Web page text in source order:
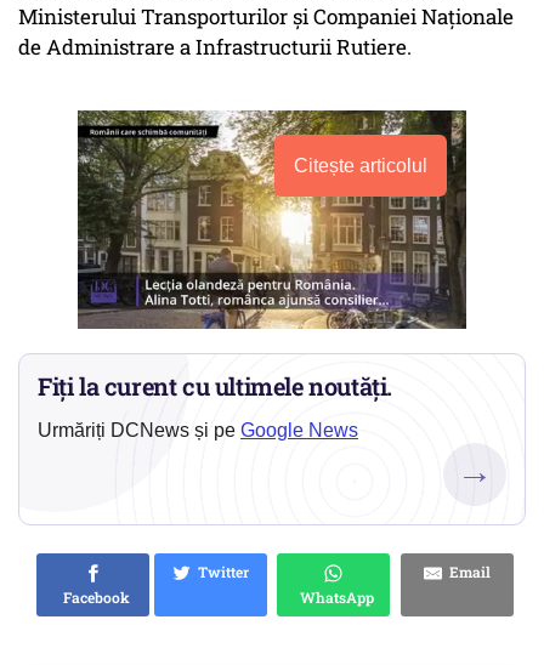
Ministerului Transporturilor și Companiei Naționale
de Administrare a Infrastructurii Rutiere.
Citește articolul
Fiți la curent cu ultimele noutăți.
Urmăriți DCNews și pe Google News
→
Facebook
Twitter
WhatsApp
Email